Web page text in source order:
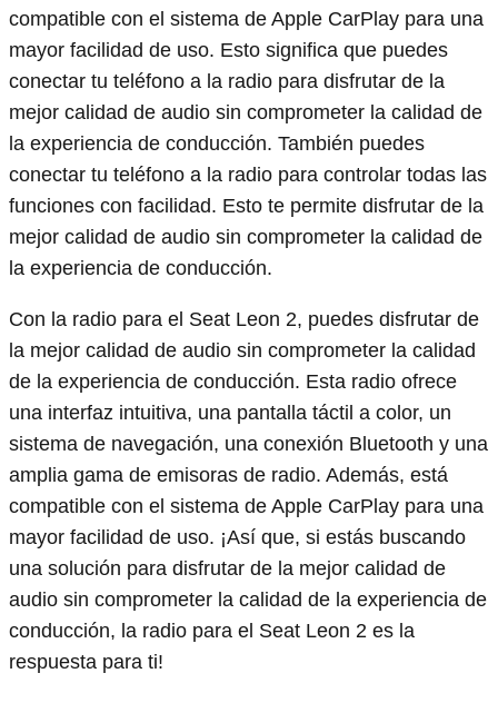
compatible con el sistema de Apple CarPlay para una
mayor facilidad de uso. Esto significa que puedes
conectar tu teléfono a la radio para disfrutar de la
mejor calidad de audio sin comprometer la calidad de
la experiencia de conducción. También puedes
conectar tu teléfono a la radio para controlar todas las
funciones con facilidad. Esto te permite disfrutar de la
mejor calidad de audio sin comprometer la calidad de
la experiencia de conducción.
Con la radio para el Seat Leon 2, puedes disfrutar de
la mejor calidad de audio sin comprometer la calidad
de la experiencia de conducción. Esta radio ofrece
una interfaz intuitiva, una pantalla táctil a color, un
sistema de navegación, una conexión Bluetooth y una
amplia gama de emisoras de radio. Además, está
compatible con el sistema de Apple CarPlay para una
mayor facilidad de uso. ¡Así que, si estás buscando
una solución para disfrutar de la mejor calidad de
audio sin comprometer la calidad de la experiencia de
conducción, la radio para el Seat Leon 2 es la
respuesta para ti!